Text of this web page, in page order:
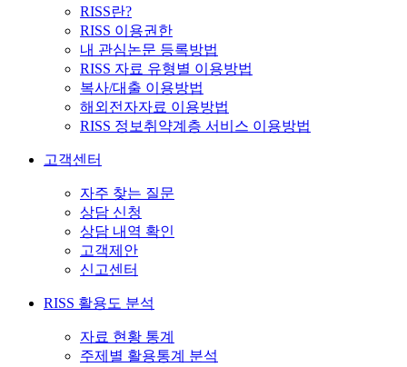
RISS란?
RISS 이용권한
내 관심논문 등록방법
RISS 자료 유형별 이용방법
복사/대출 이용방법
해외전자자료 이용방법
RISS 정보취약계층 서비스 이용방법
고객센터
자주 찾는 질문
상담 신청
상담 내역 확인
고객제안
신고센터
RISS 활용도 분석
자료 현황 통계
주제별 활용통계 분석